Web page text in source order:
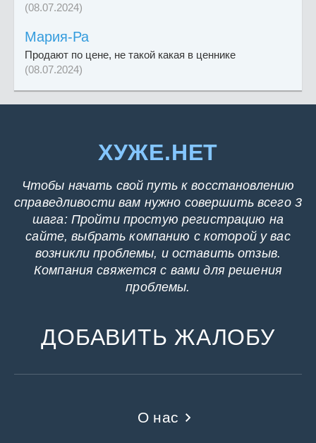
(08.07.2024)
Мария-Ра
Продают по цене, не такой какая в ценнике
(08.07.2024)
ХУЖЕ.НЕТ
Чтобы начать свой путь к восстановлению
справедливости вам нужно совершить всего 3
шага: Пройти простую регистрацию на
сайте, выбрать компанию с которой у вас
возникли проблемы, и оставить отзыв.
Компания свяжется с вами для решения
проблемы.
ДОБАВИТЬ ЖАЛОБУ
О нас